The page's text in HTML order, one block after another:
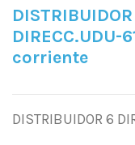
DIRECC.UDU-
corriente
DISTRIBUIDOR 6